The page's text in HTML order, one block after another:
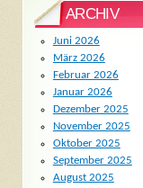
ARCHIV
Juni 2026
März 2026
Februar 2026
Januar 2026
Dezember 2025
November 2025
Oktober 2025
September 2025
August 2025